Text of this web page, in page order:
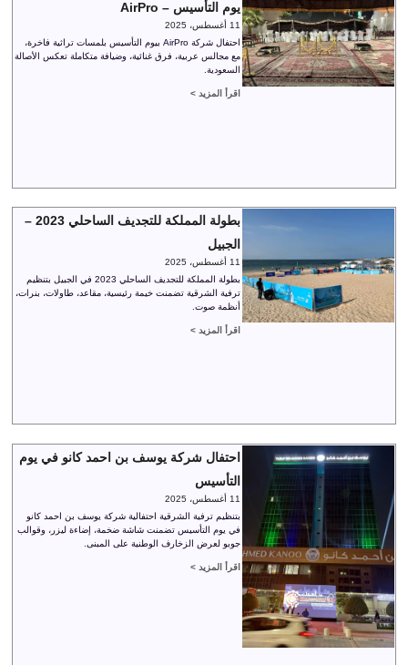
يوم التأسيس – AirPro
11 أغسطس، 2025
احتفال شركة AirPro بيوم التأسيس بلمسات تراثية فاخرة،
مع مجالس عربية، فرق غنائية، وضيافة متكاملة تعكس الأصالة
السعودية.
اقرأ المزيد >
بطولة المملكة للتجديف الساحلي 2023 –
الجبيل
11 أغسطس، 2025
بطولة المملكة للتجديف الساحلي 2023 في الجبيل بتنظيم
ترفية الشرقية تضمنت خيمة رئيسية، مقاعد، طاولات، بنرات،
أنظمة صوت.
اقرأ المزيد >
احتفال شركة يوسف بن احمد كانو في يوم
التأسيس
11 أغسطس، 2025
بتنظيم ترفية الشرقية احتفالية شركة يوسف بن احمد كانو
في يوم التأسيس تضمنت شاشة ضخمة، إضاءة ليزر، وقوالب
جوبو لعرض الزخارف الوطنية على المبنى.
اقرأ المزيد >